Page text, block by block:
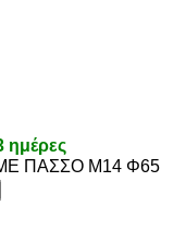
ΠΑΣΣΟ Μ14 Φ65